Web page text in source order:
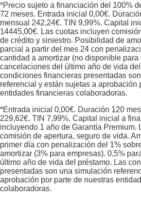
*Precio sujeto a financiación del 100%
72 meses. Entrada inicial 0,00€.
mensual 242,24€. TIN 9,99%. Capital
14445,00€. Las cuotas incluyen
de crédito y siniestro. Posibilidad de
parcial a partir del mes 24 con
cantidad a amortizar (no disponible para
cancelaciones del último año de vida
condiciones financieras presentadas
referencial y están sujetas a aprobación
entidades financieras colaboradoras.
*Entrada inicial 0,00€. Duración 120
229,62€. TIN 7,99%. Capital inicial a
incluyendo 1 año de Garantía Premium.
comisión de apertura, seguro de vida.
primer día con penalización del 1%
amortizar (3% para empresas). 0,5%
último año de vida del préstamo. Las
presentadas son una simulación
aprobación por parte de nuestras
colaboradoras.